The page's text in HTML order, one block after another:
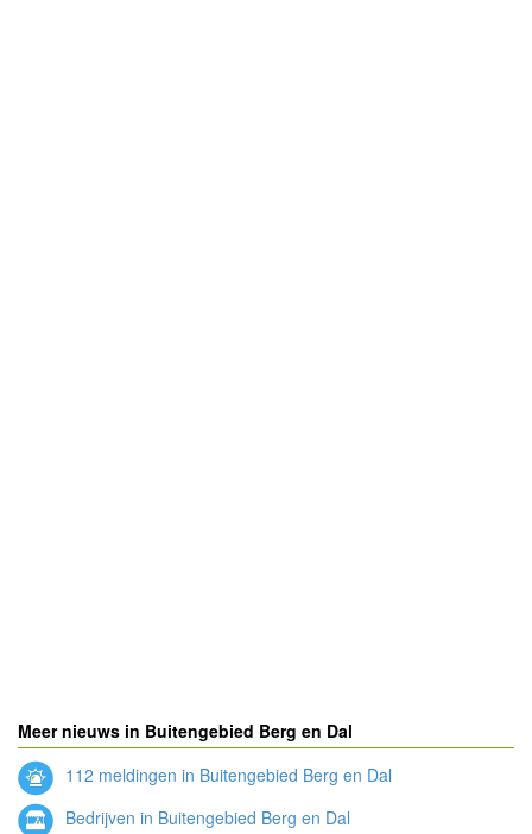
Meer nieuws in Buitengebied Berg en Dal
112 meldingen in Buitengebied Berg en Dal
Bedrijven in Buitengebied Berg en Dal